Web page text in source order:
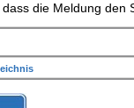
die Meldung den